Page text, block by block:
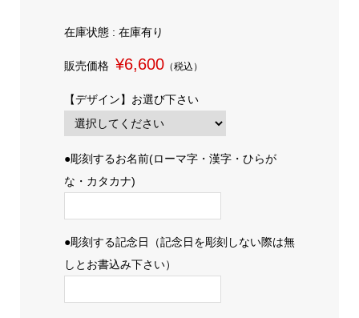
在庫状態 : 在庫有り
販売価格 ¥6,600（税込）
【デザイン】お選び下さい
●彫刻するお名前(ローマ字・漢字・ひらが
な・カタカナ)
●彫刻する記念日（記念日を彫刻しない際は無
しとお書込み下さい）